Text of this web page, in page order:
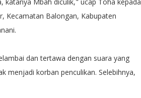
Kecamatan Balongan, Kabupaten
dan tertawa dengan suara yang
menjadi korban penculikan. Selebihnya,